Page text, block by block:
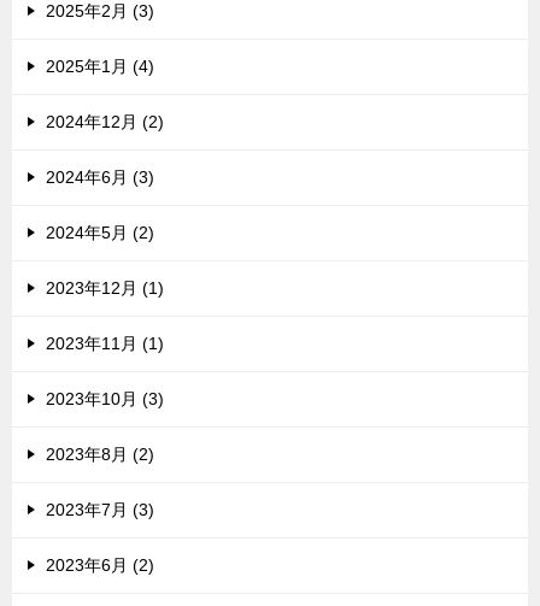
2025年2月 (3)
2025年1月 (4)
2024年12月 (2)
2024年6月 (3)
2024年5月 (2)
2023年12月 (1)
2023年11月 (1)
2023年10月 (3)
2023年8月 (2)
2023年7月 (3)
2023年6月 (2)